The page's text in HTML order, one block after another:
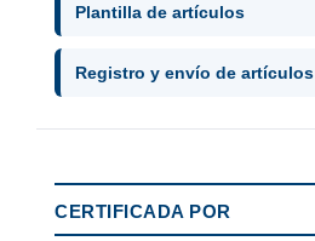
Plantilla de artículos
Registro y envío de artículos
CERTIFICADA POR